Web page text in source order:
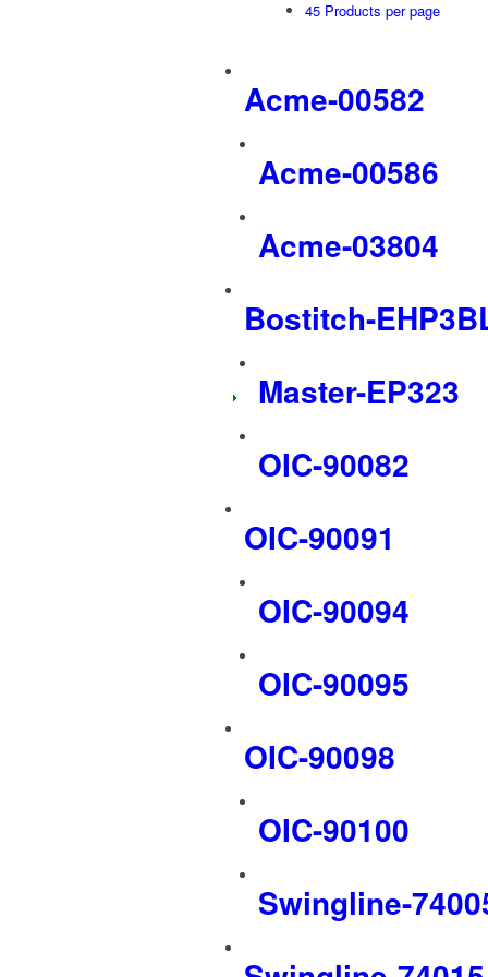
45 Products per page
Acme-00582
Acme-00586
Acme-03804
Bostitch-
Master-EP323
OIC-90082
OIC-90091
OIC-90094
OIC-90095
OIC-90098
OIC-90100
Swingline-